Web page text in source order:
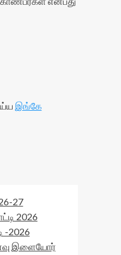
இங்கே
27
2026
-2026
இளையோர்